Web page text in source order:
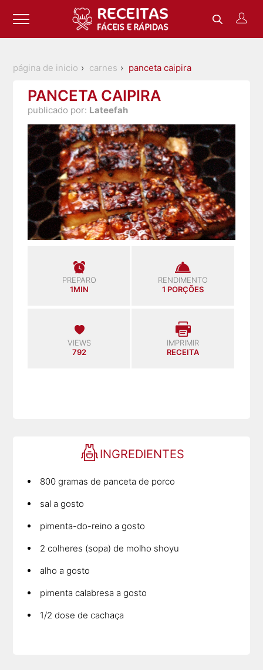
página de inicio carnes panceta caipira
PANCETA CAIPIRA
publicado por: Lateefah
PREPARO
1MIN
RENDIMENTO
1 PORÇÕES
VIEWS
792
IMPRIMIR
RECEITA
INGREDIENTES
800 gramas de panceta de porco
sal a gosto
pimenta-do-reino a gosto
2 colheres (sopa) de molho shoyu
alho a gosto
pimenta calabresa a gosto
1/2 dose de cachaça